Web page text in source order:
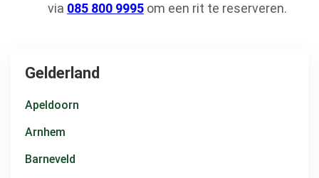
via 085 800 9995 om een rit te reserveren.
Gelderland
Apeldoorn
Arnhem
Barneveld